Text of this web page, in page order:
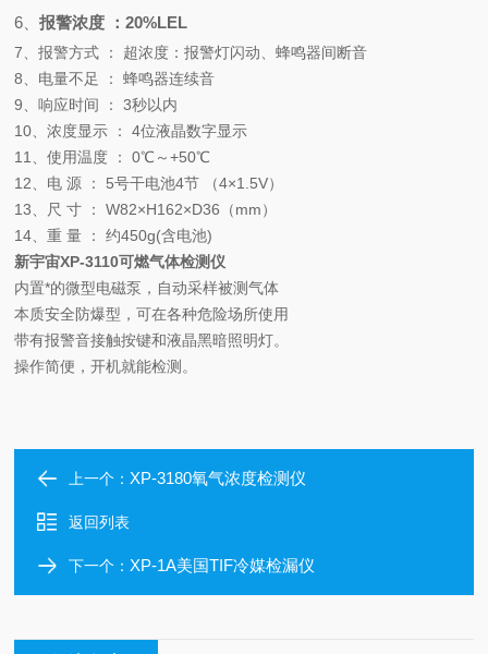
6、报警浓度 ：20%LEL
7、报警方式 ： 超浓度：报警灯闪动、蜂鸣器间断音
8、电量不足 ： 蜂鸣器连续音
9、响应时间 ： 3秒以内
10、浓度显示 ： 4位液晶数字显示
11、使用温度 ： 0℃～+50℃
12、电 源 ： 5号干电池4节 （4×1.5V）
13、尺 寸 ： W82×H162×D36（mm）
14、重 量 ： 约450g(含电池)
新宇宙XP-3110可燃气体检测仪
内置*的微型电磁泵，自动采样被测气体
本质安全防爆型，可在各种危险场所使用
带有报警音接触按键和液晶黑暗照明灯。
操作简便，开机就能检测。
上一个： XP-3180氧气浓度检测仪
返回列表
下一个： XP-1A美国TIF冷媒检漏仪